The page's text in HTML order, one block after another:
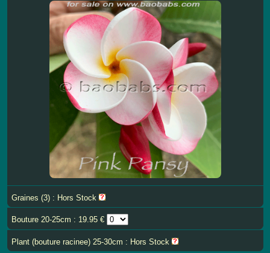
Graines (3) : Hors Stock
Bouture 20-25cm : 19.95 €
Plant (bouture racinee) 25-30cm : Hors Stock